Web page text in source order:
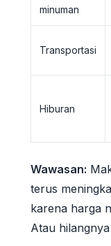
minuman
Transportasi
Hiburan
Wawasan:
terus
karena harga
Atau